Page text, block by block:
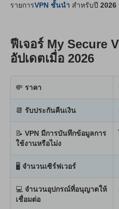
ความเสถียร & การช่วยเหลือ
รายการVPN ชั้นนำ สำหรับปี 2026
ฟีเจอร์ My Secure
อัปเดตเมื่อ 2026
💸 ราคา
📆 รับประกันคืนเงิน
📝 VPN มีการบันทึกข้อมูลการ
ใช้งานหรือไม่ง
🖥 จำนวนเซิร์ฟเวอร์
💻 จำนวนอุปกรณ์ที่อนุญาตให้
เชื่อมต่อ